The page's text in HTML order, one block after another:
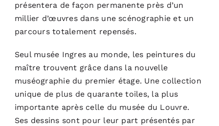
présentera de façon permanente près d’un
millier d’œuvres dans une scénographie et un
parcours totalement repensés.
Seul musée Ingres au monde, les peintures du
maître trouvent grâce dans la nouvelle
muséographie du premier étage. Une collection
unique de plus de quarante toiles, la plus
importante après celle du musée du Louvre.
Ses dessins sont pour leur part présentés par